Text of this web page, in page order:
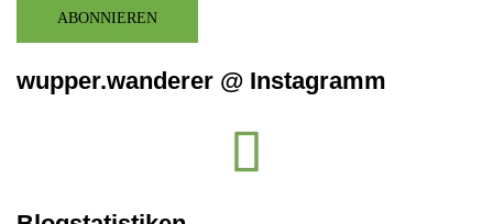
AdresseABONNIEREN
wupper.wanderer @ Instagramm